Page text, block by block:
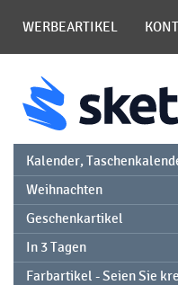
WERBEARTIKEL
Kalender,
Weihnachten
Geschenkartikel
In 3 Tagen
Farbartikel - Seien Sie